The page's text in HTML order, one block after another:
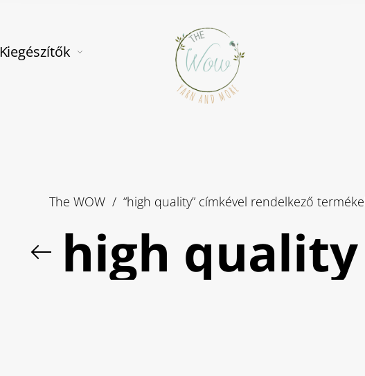
Kiegészítők
The WOW / “high quality” címkével rendelkező
high quality